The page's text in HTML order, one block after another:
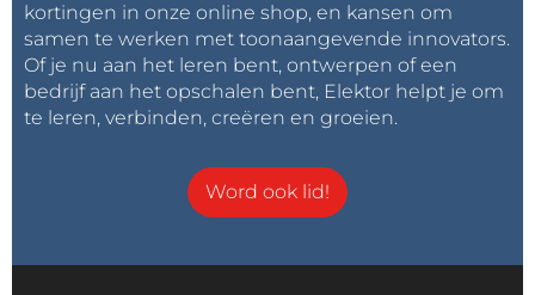
kortingen in onze online shop, en kansen om
samen te werken met toonaangevende innovators.
Of je nu aan het leren bent, ontwerpen of een
bedrijf aan het opschalen bent, Elektor helpt je om
te leren, verbinden, creëren en groeien.
Word ook lid!